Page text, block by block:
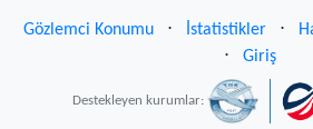
Gözlemci Konumu ⋅ İstatistikler ⋅
⋅
Giriş
Destekleyen kurumlar: